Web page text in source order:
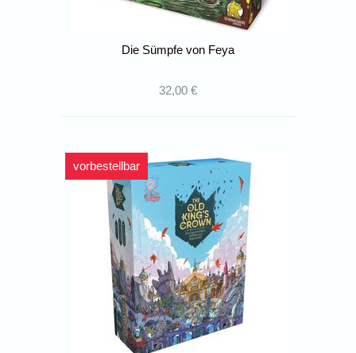
Die Sümpfe von Feya
32,00 €
vorbestellbar